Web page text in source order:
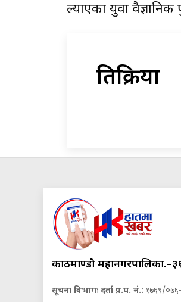
ल्याएका युवा वैज्ञानिक
प्रतिक्रिया
काठमाण्डौ
सूचना विभागः दर्ता प्र.प. नं.: १७६९/